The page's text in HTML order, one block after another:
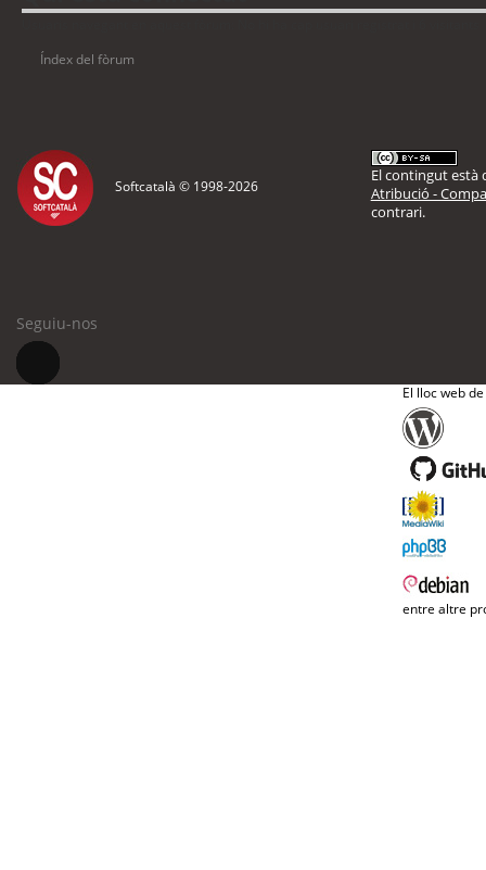
Índex del fòrum
Softcatalà © 1998-2026
El contingut està
Atribució -
contrari.
Seguiu-nos
El lloc web
entre altre